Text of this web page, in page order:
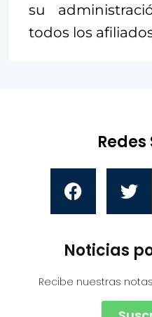
su
todos los
Noticias
Recibe nuestras